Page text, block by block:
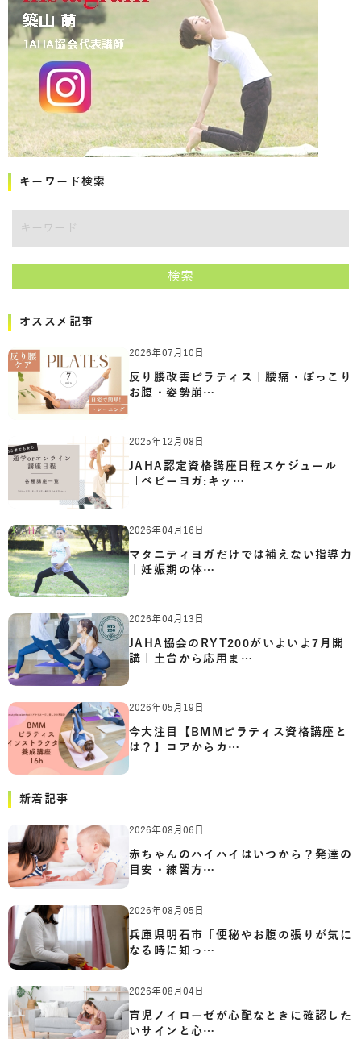
キーワード検索
検索
オススメ記事
2026年07月10日
反り腰改善ピラティス｜腰痛・ぽっこり
お腹・姿勢崩…
2025年12月08日
JAHA認定資格講座日程スケジュール
「ベビーヨガ:キッ…
2026年04月16日
マタニティヨガだけでは補えない指導力
｜妊娠期の体…
2026年04月13日
JAHA協会のRYT200がいよいよ7月開
講｜土台から応用ま…
2026年05月19日
今大注目【BMMピラティス資格講座と
は？】コアからカ…
新着記事
2026年08月06日
赤ちゃんのハイハイはいつから？発達の
目安・練習方…
2026年08月05日
兵庫県明石市「便秘やお腹の張りが気に
なる時に知っ…
2026年08月04日
育児ノイローゼが心配なときに確認した
いサインと心…